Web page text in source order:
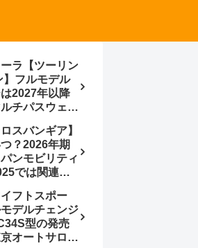
ラ【ツーリン
】フルモデル
2027年以降
チパスウェイ
派生で新開発
ン搭載の
、ギガキャ
は無しか【ト
報】60周年記
スバンギア】
？2026年期
ンモビリティ
では関連モ
ベース車ノ
シーの台湾生
目、「ギア」
ア」と「ツー
フトスポー
デルチェンジ
型の発売
オートサロン